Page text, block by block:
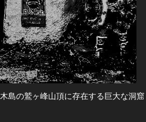
島の鷲ヶ峰山頂に存在する巨大な洞窟